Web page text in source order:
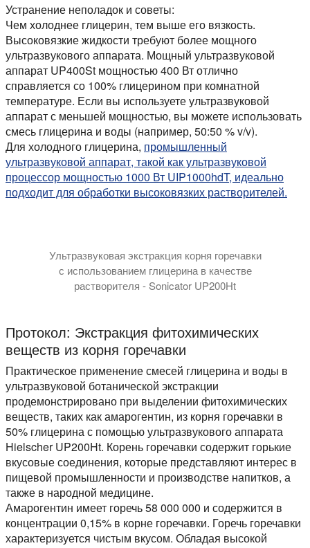
Устранение неполадок и советы:
Чем холоднее глицерин, тем выше его вязкость.
Высоковязкие жидкости требуют более мощного
ультразвукового аппарата. Мощный ультразвуковой
аппарат UP400St мощностью 400 Вт отлично
справляется со 100% глицерином при комнатной
температуре. Если вы используете ультразвуковой
аппарат с меньшей мощностью, вы можете использовать
смесь глицерина и воды (например, 50:50 % v/v).
Для холодного глицерина, промышленный
ультразвуковой аппарат, такой как ультразвуковой
процессор мощностью 1000 Вт UIP1000hdT, идеально
подходит для обработки высоковязких растворителей.
Ультразвуковая экстракция корня горечавки
с использованием глицерина в качестве
растворителя - Sonicator UP200Ht
Протокол: Экстракция фитохимических
веществ из корня горечавки
Практическое применение смесей глицерина и воды в
ультразвуковой ботанической экстракции
продемонстрировано при выделении фитохимических
веществ, таких как амарогентин, из корня горечавки в
50% глицерина с помощью ультразвукового аппарата
Hielscher UP200Ht. Корень горечавки содержит горькие
вкусовые соединения, которые представляют интерес в
пищевой промышленности и производстве напитков, а
также в народной медицине.
Амарогентин имеет горечь 58 000 000 и содержится в
концентрации 0,15% в корне горечавки. Горечь горечавки
характеризуется чистым вкусом. Обладая высокой